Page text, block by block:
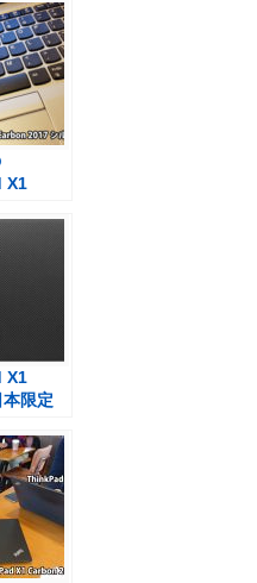
X1
たと
X1
限定
）発売